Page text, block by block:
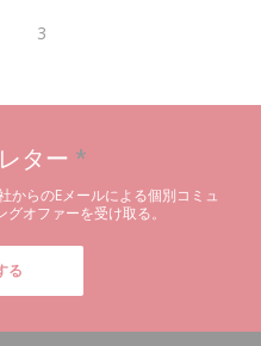
3
ター *
からのEメールによる個別コミュ
オファーを受け取る。
る